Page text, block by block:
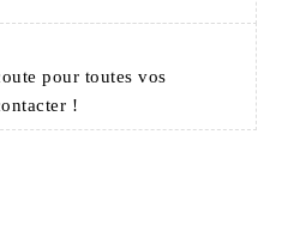
pour toutes vos
!